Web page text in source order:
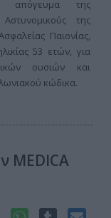
απόγευμα της
της
Παιονίας,
53 ετών, για
ουσιών και
κώδικα.
MEDICA